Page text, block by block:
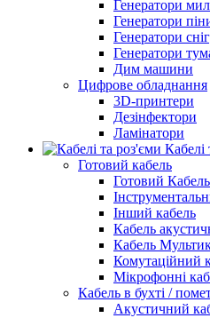
Генератори
Генератори
Генератори
Генератори
Дим машини
Цифрове обладнання
3D-принтери
Дезінфектори
Ламінатори
Кабелі
Готовий кабель
Готовий
Інший кабель
Кабель
Кабель
Комутаційний
Мікрофонні
Кабель в бухті /
Акустичний